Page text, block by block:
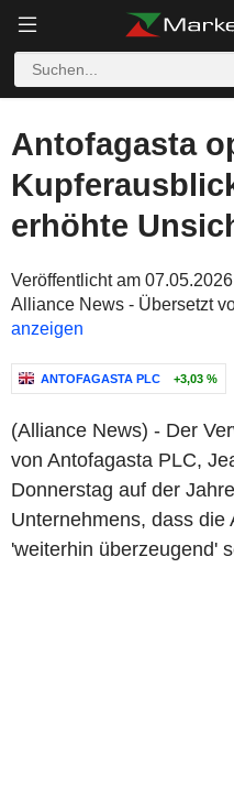
Antofagasta
erhöhte
Veröffentlicht am
Alliance News - Übersetzt
anzeigen
ANTOFAGASTA PLC +3,03 %
(Alliance News) - Der
von Antofagasta PLC,
Donnerstag auf der
Unternehmens, dass die
'weiterhin überzeugend'